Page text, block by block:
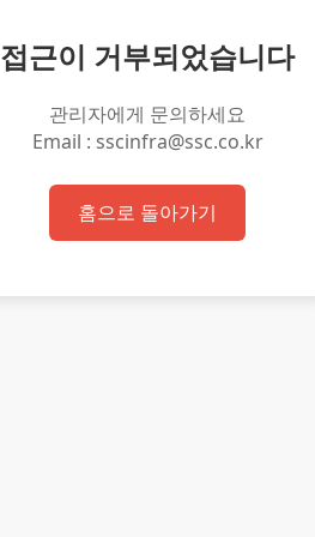
접근이 거부되었습니다
관리자에게 문의하세요
Email : sscinfra@ssc.co.kr
홈으로 돌아가기